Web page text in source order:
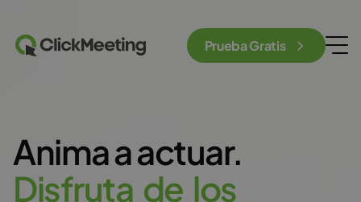
Prueba Gratis
Anima a actuar.
Disfruta de los